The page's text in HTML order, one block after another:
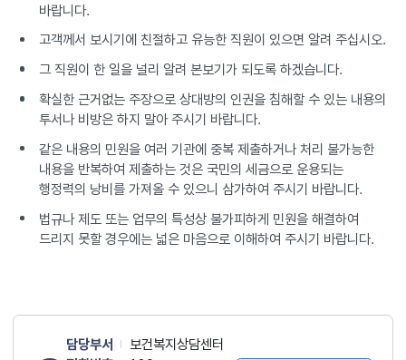
바랍니다.
고객께서 보시기에 친절하고 유능한 직원이 있으면 알려 주십시오.
그 직원이 한 일을 널리 알려 본보기가 되도록 하겠습니다.
확실한 근거없는 주장으로 상대방의 인권을 침해할 수 있는 내용의
투서나 비방은 하지 말아 주시기 바랍니다.
같은 내용의 민원을 여러 기관에 중복 제출하거나 처리 불가능한
내용을 반복하여 제출하는 것은 국민의 세금으로 운용되는
행정력의 낭비를 가져올 수 있으니 삼가하여 주시기 바랍니다.
법규나 제도 또는 업무의 특성상 불가피하게 민원을 해결하여
드리지 못할 경우에는 넓은 마음으로 이해하여 주시기 바랍니다.
담당부서
보건복지상담센터